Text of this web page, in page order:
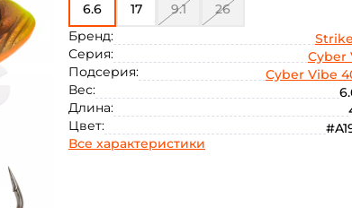
6.6
17 9.1
26
Бренд:
Серия:
Cyber
Подсерия:
Cyber Vibe
Вес:
Длина:
Цвет:
Все характеристики